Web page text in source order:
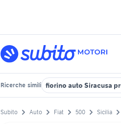
Ricerche simili fiorino auto Siracusa
Subito Auto Fiat 500 Sicilia